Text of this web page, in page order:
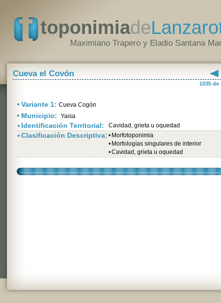
toponimiade
Maximiano Trapero y Eladio Santana
Cueva el Covón
1035 de
• Variante 1: Cueva Cogón
• Municipio: Yaisa
• Identificación Territorial: Cavidad, grieta u oquedad
•Clasificación Descriptiva: • Morfotoponimia
• Morfologías singulares de interior
•Cavidad, grieta u oquedad